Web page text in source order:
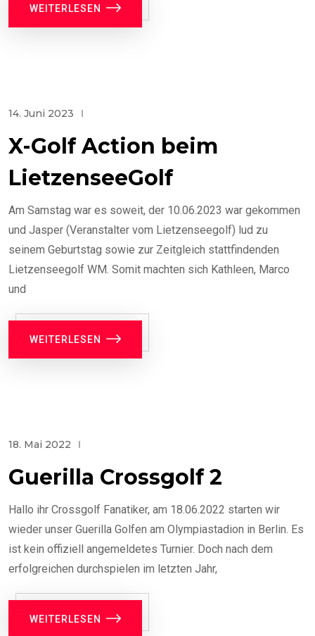
WEITERLESEN
14. Juni 2023
X-Golf Action beim
LietzenseeGolf
Am Samstag war es soweit, der 10.06.2023 war gekommen
und Jasper (Veranstalter vom Lietzenseegolf) lud zu
seinem Geburtstag sowie zur Zeitgleich stattfindenden
Lietzenseegolf WM. Somit machten sich Kathleen, Marco
und
WEITERLESEN
18. Mai 2022
Guerilla Crossgolf 2
Hallo ihr Crossgolf Fanatiker, am 18.06.2022 starten wir
wieder unser Guerilla Golfen am Olympiastadion in Berlin. Es
ist kein offiziell angemeldetes Turnier. Doch nach dem
erfolgreichen durchspielen im letzten Jahr,
WEITERLESEN